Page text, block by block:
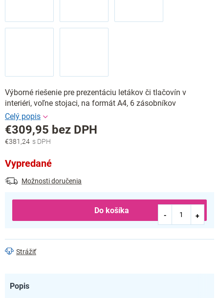
Výborné riešenie pre prezentáciu letákov či tlačovín v
interiéri, voľne stojaci, na formát A4, 6 zásobníkov
€381,24
€309,95 bez DPH
Jednotková
Vypredané
Možnosti doručenia
Do košíka
Strážiť
Popis